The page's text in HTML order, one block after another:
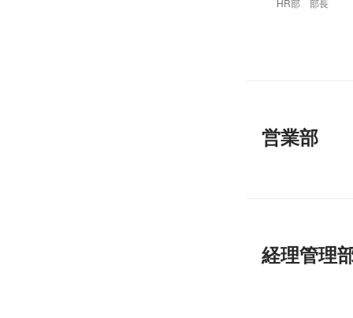
HR部 部長
営業部
経理管理